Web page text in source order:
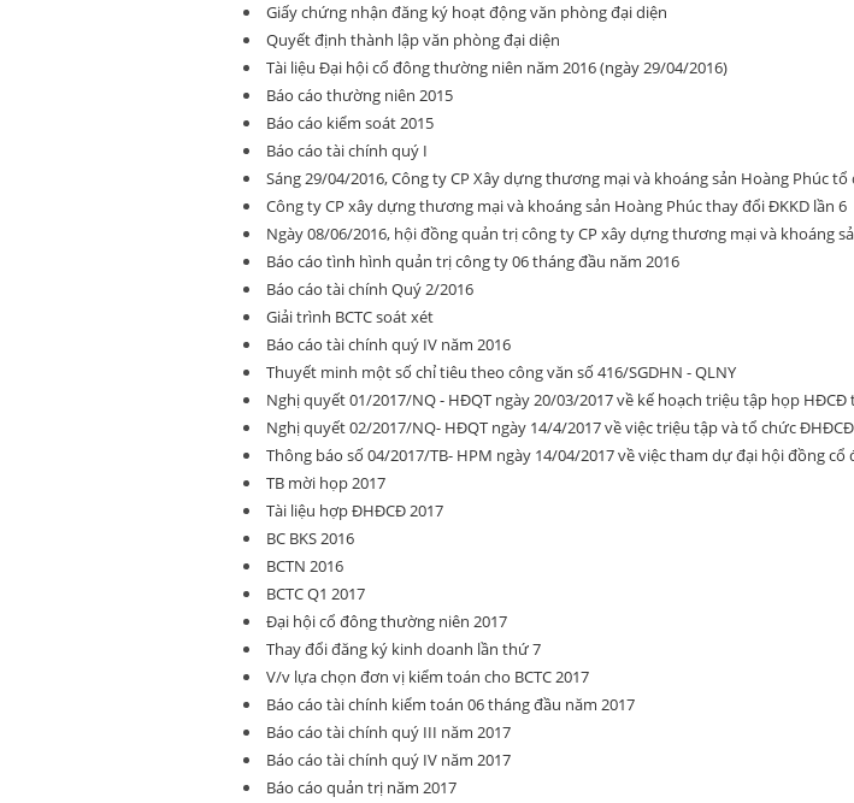
Giấy chứng nhận đăng ký hoạt động văn phòng đại diện
Quyết định thành lập văn phòng đại diện
Tài liệu Đại hội cổ đông thường niên năm 2016 (ngày 29/04/2016)
Báo cáo thường niên 2015
Báo cáo kiểm soát 2015
Báo cáo tài chính quý I
Sáng 29/04/2016, Công ty CP Xây dựng thương mại và khoáng sản Hoàng Phúc
Công ty CP xây dựng thương mại và khoáng sản Hoàng Phúc thay đổi ĐKKD lần 6
Ngày 08/06/2016, hội đồng quản trị công ty CP xây dựng thương mại và khoáng
Báo cáo tình hình quản trị công ty 06 tháng đầu năm 2016
Báo cáo tài chính Quý 2/2016
Giải trình BCTC soát xét
Báo cáo tài chính quý IV năm 2016
Thuyết minh một số chỉ tiêu theo công văn số 416/SGDHN - QLNY
Nghị quyết 01/2017/NQ - HĐQT ngày 20/03/2017 về kế hoạch triệu tập họp
Nghị quyết 02/2017/NQ- HĐQT ngày 14/4/2017 về việc triệu tập và tổ chức
Thông báo số 04/2017/TB- HPM ngày 14/04/2017 về việc tham dự đại hội đồng
TB mời họp 2017
Tài liệu hợp ĐHĐCĐ 2017
BC BKS 2016
BCTN 2016
BCTC Q1 2017
Đại hội cổ đông thường niên 2017
Thay đổi đăng ký kinh doanh lần thứ 7
V/v lựa chọn đơn vị kiểm toán cho BCTC 2017
Báo cáo tài chính kiểm toán 06 tháng đầu năm 2017
Báo cáo tài chính quý III năm 2017
Báo cáo tài chính quý IV năm 2017
Báo cáo quản trị năm 2017